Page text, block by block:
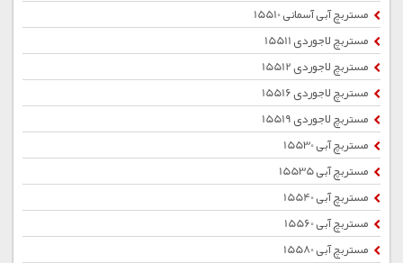
مستربچ آبی آسمانی 15510
مستربچ لاجوردی 15511
مستربچ لاجوردی 15512
مستربچ لاجوردی 15516
مستربچ لاجوردی 15519
مستربچ آبی 15530
مستربچ آبی 15535
مستربچ آبی 15540
مستربچ آبی 15560
مستربچ آبی 15580